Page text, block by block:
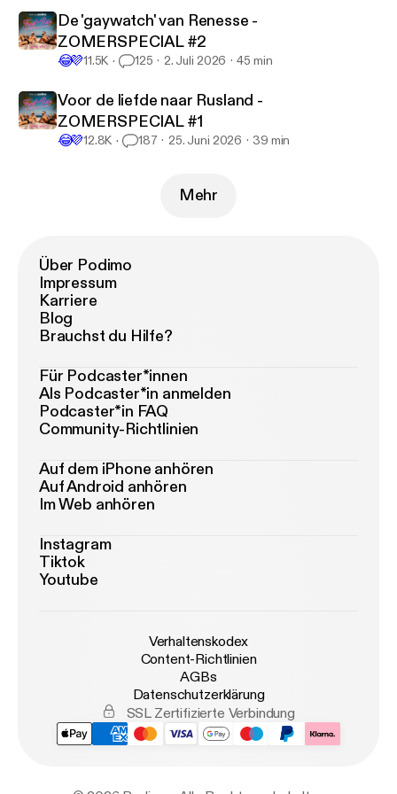
De 'gaywatch' van Renesse -
ZOMERSPECIAL #2
😂💜11.5K 125 2. Juli 2026 45 min
Voor de liefde naar Rusland -
ZOMERSPECIAL #1
😂💜12.8K 187 25. Juni 2026 39 min
Mehr
Über Podimo
Impressum
Karriere
Blog
Brauchst du Hilfe?
Für Podcaster*innen
Als Podcaster*in anmelden
Podcaster*in FAQ
Community-Richtlinien
Auf dem iPhone anhören
Auf Android anhören
Im Web anhören
Instagram
Tiktok
Youtube
Verhaltenskodex
Content-Richtlinien
AGBs
Datenschutzerklärung
SSL Zertifizierte Verbindung